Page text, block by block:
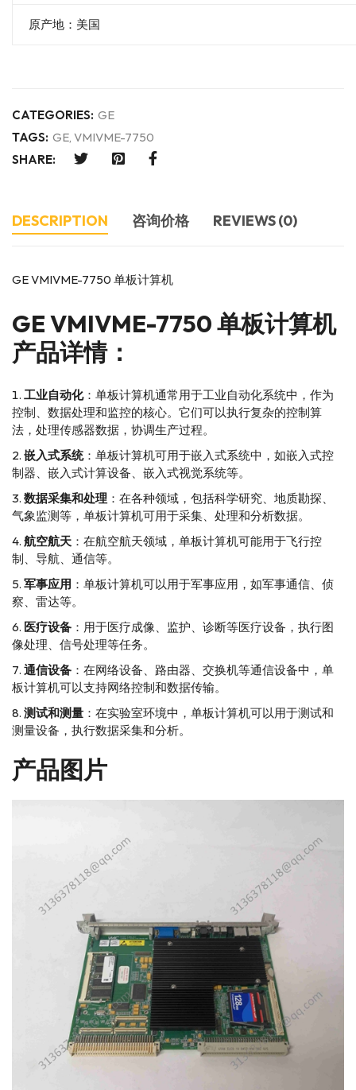
原产地：美国
CATEGORIES: GE
TAGS: GE VMIVME-7750
SHARE:
DESCRIPTION 咨询价格 REVIEWS (0)
GE VMIVME-7750 单板计算机
GEVMIVME-7750 单板计算机
产品详情：
工业自动化：单板计算机通常用于工业自动化系统中，作为
控制、数据处理和监控的核心。它们可以执行复杂的控制算
法，处理传感器数据，协调生产过程。
嵌入式系统：单板计算机可用于嵌入式系统中，如嵌入式控
制器、嵌入式计算设备、嵌入式视觉系统等。
数据采集和处理 ：在各种领域，包括科学研究、地质勘探、
气象监测等，单板计算机可用于采集、处理和分析数据。
航空航天 ：在航空航天领域，单板计算机可能用于飞行控
制、导航、通信等。
军事应用 ：单板计算机可以用于军事应用，如军事通信、侦
察、雷达等。
医疗设备 ：用于医疗成像、监护、诊断等医疗设备，执行图
像处理、信号处理等任务。
通信设备 ：在网络设备、路由器、交换机等通信设备中，单
板计算机可以支持网络控制和数据传输。
测试和测量 ：在实验室环境中，单板计算机可以用于测试和
测量设备，执行数据采集和分析。
产品图片